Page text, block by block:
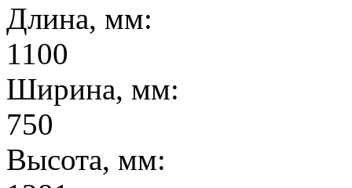
Длина, мм:
1100
Ширина, мм:
750
Высота, мм: